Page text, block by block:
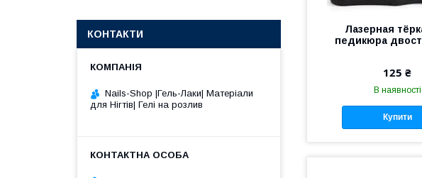
Лазерная
педикюра
125 ₴
В наявності
Купити
КОНТАКТИ
Nails-Shop |Гель-Лаки| Матеріали
для Нігтів| Гелі на розлив